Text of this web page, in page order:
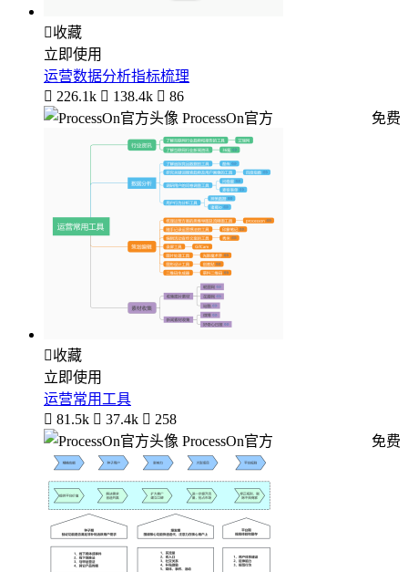
收藏
立即使用
运营数据分析指标梳理
 226.1k  138.4k  86
ProcessOn官方
免费
收藏
立即使用
运营常用工具
 81.5k  37.4k  258
ProcessOn官方
免费